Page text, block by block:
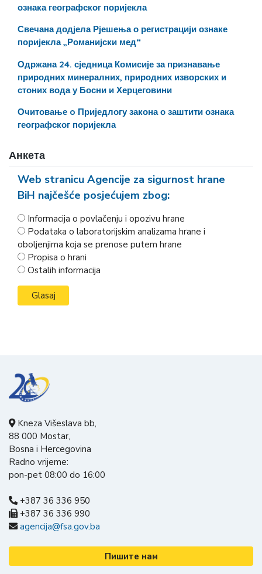
ознака географског поријекла
Свечана додјела Рјешења о регистрацији ознаке
поријекла „Романијски мед“
Одржана 24. сједница Комисије за признавање
природних минералних, природних изворских и
стоних вода у Босни и Херцеговини
Очитовање o Приједлогу закона о заштити ознака
географског поријекла
Анкета
Web stranicu Agencije za sigurnost hrane
BiH najčešće posjećujem zbog:
Informacija o povlačenju i opozivu hrane
Podataka o laboratorijskim analizama hrane i
oboljenjima koja se prenose putem hrane
Propisa o hrani
Ostalih informacija
Kneza Višeslava bb,
88 000 Mostar,
Bosna i Hercegovina
Radno vrijeme:
pon-pet 08:00 do 16:00
+387 36 336 950
+387 36 336 990
agencija@fsa.gov.ba
Пишите нам